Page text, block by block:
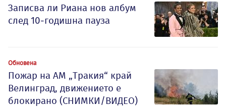
Записва ли Риана нов албум
след 10-годишна пауза
Обновена
Пожар на АМ „Тракия“ край
Велинград, движението е
блокирано (СНИМКИ/ВИДЕО)